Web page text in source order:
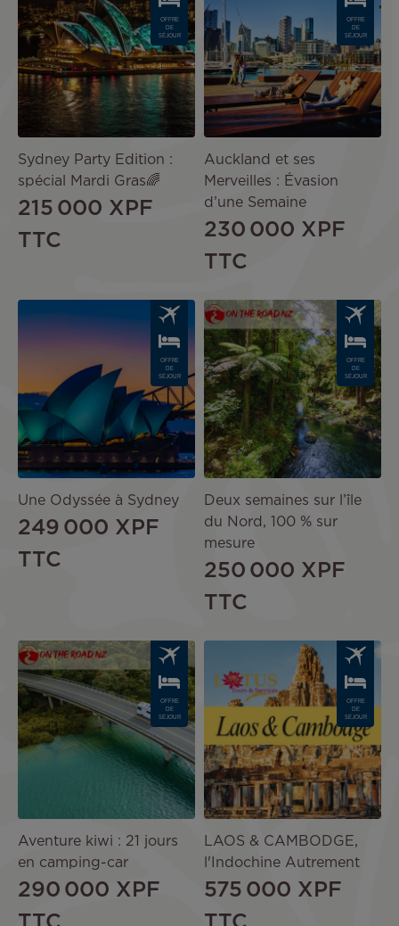
OFFRE
DE
SÉJOUR
Sydney Party Edition :
spécial Mardi Gras🌈
215 000 XPF
TTC
OFFRE
DE
SÉJOUR
Auckland et ses
Merveilles : Évasion
d’une Semaine
230 000 XPF
TTC
OFFRE
DE
SÉJOUR
Une Odyssée à Sydney
249 000 XPF
TTC
Image
OFFRE
DE
SÉJOUR
Deux semaines sur l’île
du Nord, 100 % sur
mesure
250 000 XPF
TTC
Image
OFFRE
DE
SÉJOUR
Aventure kiwi : 21 jours
en camping-car
290 000 XPF
OFFRE
DE
SÉJOUR
LAOS & CAMBODGE,
l'Indochine Autrement
575 000 XPF